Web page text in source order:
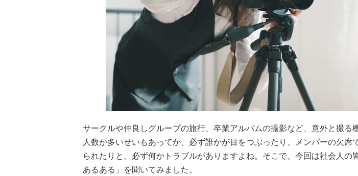
サークルや仲良しグループの旅行、卒業アルバムの撮影など、意外と撮る
人数が多いせいもあってか、必ず誰かが目をつぶったり、メンバーの欠席
られたりと、必ず何かトラブルがありますよね。そこで、今回は社会人の
あるある」を聞いてみました。